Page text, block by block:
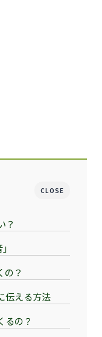
CLOSE
？
の？
伝える方法
るの？